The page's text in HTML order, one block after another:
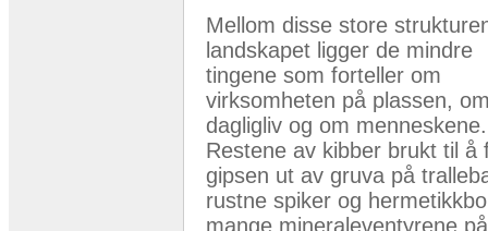
Mellom disse store
landskapet ligger de mindre
tingene som forteller om
virksomheten på plassen,
dagligliv og om menneskene.
Restene av kibber brukt til å
gipsen ut av gruva på
rustne spiker og
mange mineraleventyrene